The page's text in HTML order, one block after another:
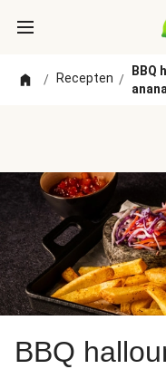
/ Recepten /
BBQ
BBQ